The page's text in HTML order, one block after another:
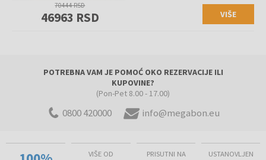
70444 RSD
46963 RSD VIŠE
POTREBNA VAM JE POMOĆ OKO REZERVACIJE ILI
KUPOVINE?
(Pon-Pet 8.00 - 17.00)
0800 420000 info@megabon.eu
VIŠE OD PRISUTNI NA USTANOVLJEN